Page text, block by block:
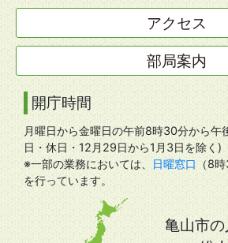
アクセス
部局案内
開庁時間
月曜日から金曜日の午前8時30分から午
日・休日・12月29日から1月3日を除く)
※一部の業務においては、
日曜窓口
（8
を行っています。
亀山市